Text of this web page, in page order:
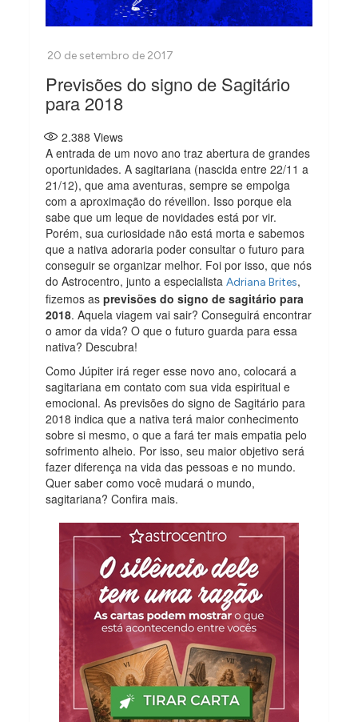
Previsões do signo de Sagitário
para 2018
2.388 Views
A entrada de um novo ano traz abertura de grandes
oportunidades. A sagitariana (nascida entre 22/11 a
21/12), que ama aventuras, sempre se empolga
com a aproximação do réveillon. Isso porque ela
sabe que um leque de novidades está por vir.
Porém, sua curiosidade não está morta e sabemos
que a nativa adoraria poder consultar o futuro para
conseguir se organizar melhor. Foi por isso, que nós
do Astrocentro, junto a especialistaAdriana Brites,
fizemos asprevisões do signo de sagitário para
2018. Aquela viagem vai sair? Conseguirá encontrar
o amor da vida? O que o futuro guarda para essa
nativa? Descubra!
Como Júpiter irá reger esse novo ano, colocará a
sagitariana em contato com sua vida espiritual e
emocional. As previsões do signo de Sagitário para
2018 indica que a nativa terá maior conhecimento
sobre si mesmo, o que a fará ter mais empatia pelo
sofrimento alheio. Por isso, seu maior objetivo será
fazer diferença na vida das pessoas e no mundo.
Quer saber como você mudará o mundo,
sagitariana? Confira mais.